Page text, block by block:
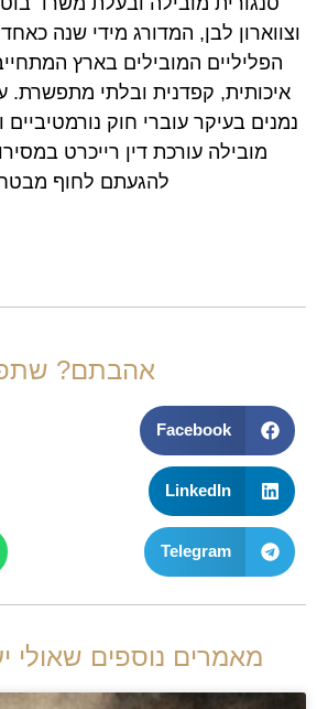
וצווארון לבן, המדורג מידי שנה
הפליליים המובילים בארץ
איכותית, קפדנית ובלתי מתפשרת.
נמנים בעיקר עוברי חוק נורמטיביים
מובילה עורכת דין רייכרט
להגעתם לחוף
אהבתם?
Facebook
LinkedIn
Telegram
מאמרים נוספים שאולי